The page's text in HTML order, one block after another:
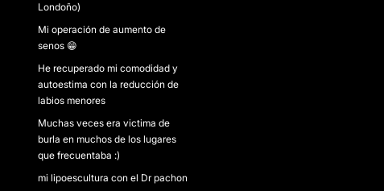
Londoño)
Mi operación de aumento de
senos 😁
He recuperado mi comodidad y
autoestima con la reducción de
labios menores
Muchas veces era victima de
burla en muchos de los lugares
que frecuentaba :)
mi lipoescultura con el Dr pachon